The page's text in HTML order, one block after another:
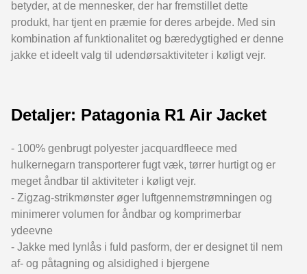
betyder, at de mennesker, der har fremstillet dette
produkt, har tjent en præmie for deres arbejde. Med sin
kombination af funktionalitet og bæredygtighed er denne
jakke et ideelt valg til udendørsaktiviteter i køligt vejr.
Detaljer: Patagonia R1 Air Jacket
- 100% genbrugt polyester jacquardfleece med
hulkernegarn transporterer fugt væk, tørrer hurtigt og er
meget åndbar til aktiviteter i køligt vejr.
- Zigzag-strikmønster øger luftgennemstrømningen og
minimerer volumen for åndbar og komprimerbar
ydeevne
- Jakke med lynlås i fuld pasform, der er designet til nem
af- og påtagning og alsidighed i bjergene